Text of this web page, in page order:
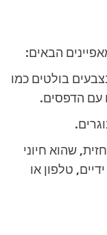
הבאים:
בולטים כמו
עם הדפסים.
שהוא חיוני
טלפון או